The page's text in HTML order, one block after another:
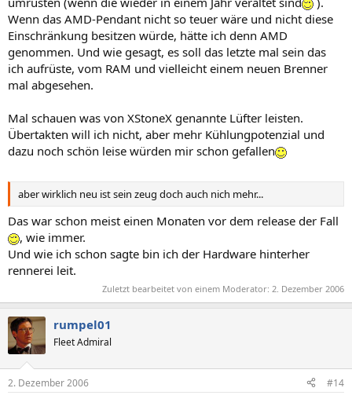
Wenn das AMD-Pendant nicht so teuer wäre und nicht diese
Einschränkung besitzen würde, hätte ich denn AMD
genommen. Und wie gesagt, es soll das letzte mal sein das
ich aufrüste, vom RAM und vielleicht einem neuen Brenner
mal abgesehen.
Mal schauen was von XStoneX genannte Lüfter leisten.
Übertakten will ich nicht, aber mehr Kühlungpotenzial und
dazu noch schön leise würden mir schon gefallen
aber wirklich neu ist sein zeug doch auch nich mehr...
Das war schon meist einen Monaten vor dem release der Fall
, wie immer.
Und wie ich schon sagte bin ich der Hardware hinterher
rennerei leit.
Zuletzt bearbeitet von einem Moderator: 2. Dezember 2006
rumpel01
Fleet Admiral
2. Dezember 2006 #14